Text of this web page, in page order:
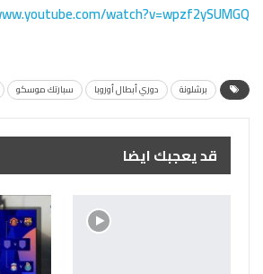
watch?v=wpzf2ySUMGQ
برشلونة دوري أبطال أوروبا سبارتك موسكو
قد يعجبك ايضا